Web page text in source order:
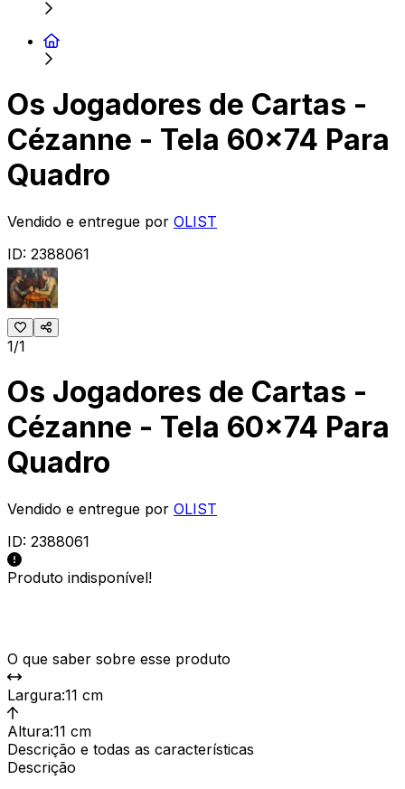
Os Jogadores de Cartas -
Cézanne - Tela 60x74 Para
Quadro
Vendido e entregue por OLIST
ID: 2388061
1/1
Os Jogadores de Cartas -
Cézanne - Tela 60x74 Para
Quadro
Vendido e entregue por OLIST
ID: 2388061
Produto indisponível!
O que saber sobre esse produto
Largura:11 cm
Altura:11 cm
Descrição e todas as características
Descrição